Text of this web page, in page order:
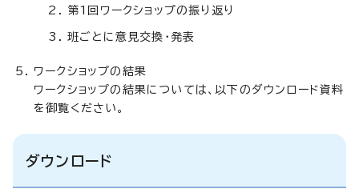
第1回ワークショップの振り返り
班ごとに意見交換・発表
ワークショップの結果
ワークショップの結果については、以下のダウンロード資料
を御覧ください。
ダウンロード